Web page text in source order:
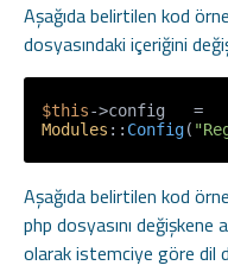
Aşağıda belirtilen kod
dosyasındaki içeriğini
$this
Modules :: Config(
Aşağıda belirtilen kod
php dosyasını
olarak istemciye göre dil